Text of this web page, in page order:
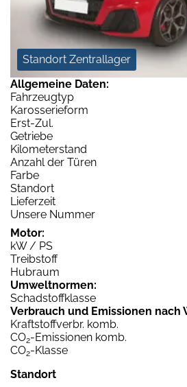
Standort Zentrallager
Allgemeine Daten:
Fahrzeugtyp
Karosserieform
Erst-Zul.
Getriebe
Kilometerstand
Anzahl der Türen
Farbe
Standort
Lieferzeit
Unsere Nummer
Motor:
kW / PS
Treibstoff
Hubraum
Umweltnormen:
Schadstoffklasse
Verbrauch und Emissionen nach
Kraftstoffverbr. komb.
CO2-Emissionen komb.
CO2-Klasse
Standort